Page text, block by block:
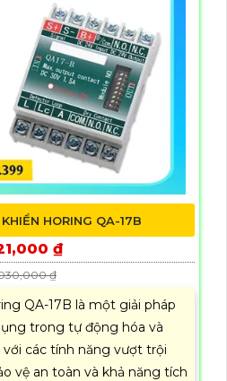
HORING QA-17B
₫
₫
QA-17B là một giải pháp
trong tự động hóa và
các tính năng vượt trội
vệ an toàn và khả năng tích